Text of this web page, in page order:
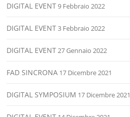
DIGITAL EVENT9 Febbraio 2022
DIGITAL EVENT3 Febbraio 2022
DIGITAL EVENT27 Gennaio 2022
FAD SINCRONA 17 Dicembre 2021
DIGITAL SYMPOSIUM 17 Dicembre 2021